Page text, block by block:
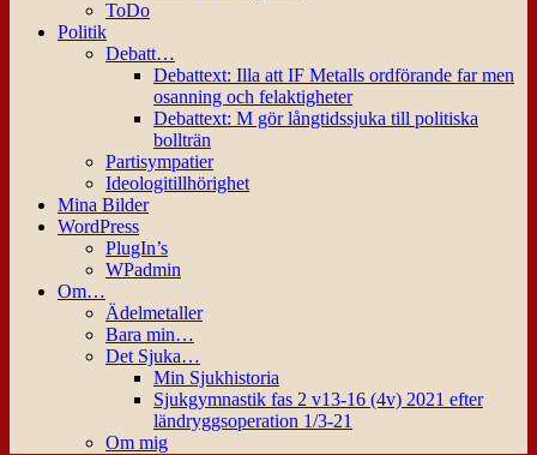
ToDo
Politik
Debatt…
Debattext: Illa att IF Metalls ordförande far men
osanning och felaktigheter
Debattext: M gör långtidssjuka till politiska
bollträn
Partisympatier
Ideologitillhörighet
Mina Bilder
WordPress
PlugIn’s
WPadmin
Om…
Ädelmetaller
Bara min…
Det Sjuka…
Min Sjukhistoria
Sjukgymnastik fas 2 v13-16 (4v) 2021 efter
ländryggsoperation 1/3-21
Om mig